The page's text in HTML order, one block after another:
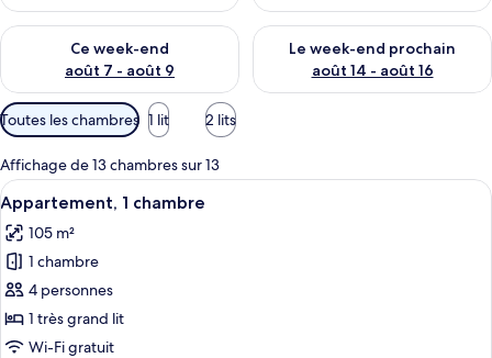
Ce week-end
août 7 - août 9
Vérifier la disponibilité pour ce week-end août 7 - août 9
Le week-end prochain
août 14 - août 16
Vérifier la disponibilité pour
Filtres
disponibles
pour
les
chambres
Toutes les chambres 1 lit 2 lits
Affichage de 13 chambres sur 13
Afficher
toutes
les
photos
pour
ce
type
Une chambre d’hôtel avec un grand
14
Appartement, 1 chambre
105 m²
1 chambre
4 personnes
1 très grand lit
Wi-Fi gratuit